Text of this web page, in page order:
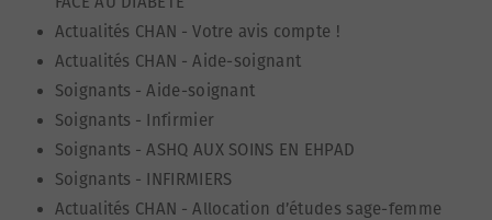
Actualités CHAN -Votre avis compte !
Actualités CHAN -Aide-soignant
Soignants -Aide-soignant
Soignants - Infirmier
Soignants -ASHQ AUX SOINS EN EHPAD
Soignants - INFIRMIERS
Actualités CHAN -Allocation d’études sage-femme